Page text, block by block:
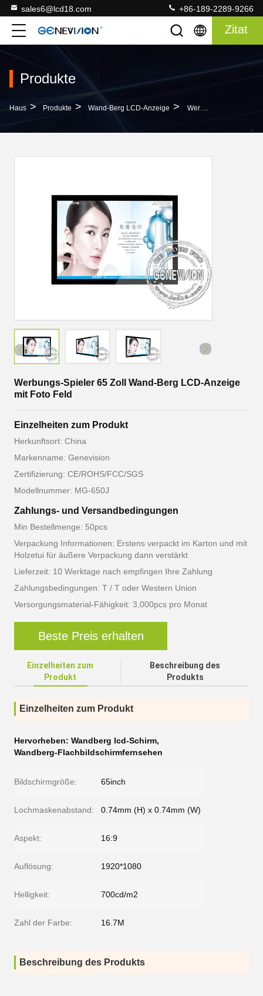
sales6@lcd18.com +86-189-2289-9266
Zitat
Produkte
Haus > Produkte > Wand-Berg LCD-Anzeige > Werbungs-Spieler 65 Zoll Wand-Berg LCD-Anzeige Mit Foto Feld
Werbungs-Spieler 65 Zoll Wand-Berg LCD-Anzeige
mit Foto Feld
Einzelheiten zum Produkt
Herkunftsort: China
Markenname: Genevision
Zertifizierung: CE/ROHS/FCC/SGS
Modellnummer: MG-650J
Zahlungs- und Versandbedingungen
Min Bestellmenge: 50pcs
Verpackung Informationen: Erstens verpackt im Karton und mit
Holzetui für äußere Verpackung dann verstärkt
Lieferzeit: 10 Werktage nach empfingen Ihre Zahlung
Zahlungsbedingungen: T / T oder Western Union
Versorgungsmaterial-Fähigkeit: 3,000pcs pro Monat
Beste Preis erhalten
Einzelheiten zum
Produkt
Beschreibung des
Produkts
Einzelheiten zum Produkt
Hervorheben: Wandberg lcd-Schirm,
Wandberg-Flachbildschirmfernsehen
Bildschirmgröße: 65inch
Lochmaskenabstand: 0.74mm (H) x 0.74mm (W)
Aspekt: 16:9
Auflösung: 1920*1080
Helligkeit: 700cd/m2
Zahl der Farbe: 16.7M
Beschreibung des Produkts